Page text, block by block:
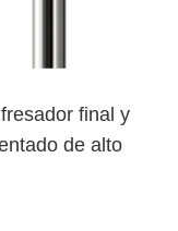
final y
de alto